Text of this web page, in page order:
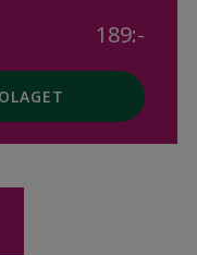
189:-